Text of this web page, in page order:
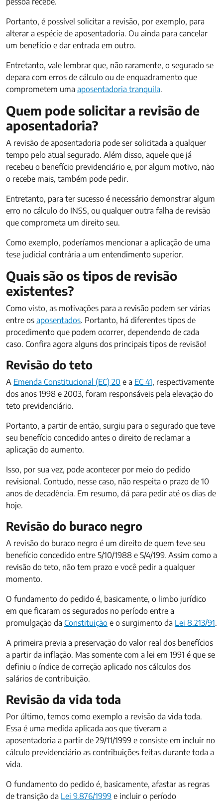
Portanto, é possível solicitar a revisão, por exemplo, para
alterar a espécie de aposentadoria. Ou ainda para cancelar
um benefício e dar entrada em outro.
Entretanto, vale lembrar que, não raramente, o segurado se
depara com erros de cálculo ou de enquadramento que
comprometem uma aposentadoria tranquila.
Quem pode solicitar a revisão de
aposentadoria?
A revisão de aposentadoria pode ser solicitada a qualquer
tempo pelo atual segurado. Além disso, aquele que já
recebeu o benefício previdenciário e, por algum motivo, não
o recebe mais, também pode pedir.
Entretanto, para ter sucesso é necessário demonstrar algum
erro no cálculo do INSS, ou qualquer outra falha de revisão
que comprometa um direito seu.
Como exemplo, poderíamos mencionar a aplicação de uma
tese judicial contrária a um entendimento superior.
Quais são os tipos de revisão
existentes?
Como visto, as motivações para a revisão podem ser várias
entre os aposentados. Portanto, há diferentes tipos de
procedimento que podem ocorrer, dependendo de cada
caso. Confira agora alguns dos principais tipos de revisão!
Revisão do teto
A Emenda Constitucional (EC) 20 e a EC 41, respectivamente
dos anos 1998 e 2003, foram responsáveis pela elevação do
teto previdenciário.
Portanto, a partir de então, surgiu para o segurado que teve
seu benefício concedido antes o direito de reclamar a
aplicação do aumento.
Isso, por sua vez, pode acontecer por meio do pedido
revisional. Contudo, nesse caso, não respeita o prazo de 10
anos de decadência. Em resumo, dá para pedir até os dias de
hoje.
Revisão do buraco negro
A revisão do buraco negro é um direito de quem teve seu
benefício concedido entre 5/10/1988 e 5/4/199. Assim como a
revisão do teto, não tem prazo e você pedir a qualquer
momento.
O fundamento do pedido é, basicamente, o limbo jurídico
em que ficaram os segurados no período entre a
promulgação da Constituição e o surgimento da Lei 8.213/91.
A primeira previa a preservação do valor real dos benefícios
a partir da inflação. Mas somente com a lei em 1991 é que se
definiu o índice de correção aplicado nos cálculos dos
salários de contribuição.
Revisão da vida toda
Por último, temos como exemplo a revisão da vida toda.
Essa é uma medida aplicada aos que tiveram a
aposentadoria a partir de 29/11/1999 e consiste em incluir no
cálculo previdenciário as contribuições feitas durante toda a
vida.
O fundamento do pedido é, basicamente, afastar as regras
de transição da Lei 9.876/1999 e incluir o período